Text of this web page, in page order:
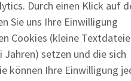
Durch einen Klick auf
Sie uns Ihre Einwilligung
Cookies (kleine
setzen und die sich
können Ihre Einwilligung
nachhaltigeres
auf. „Wir haben